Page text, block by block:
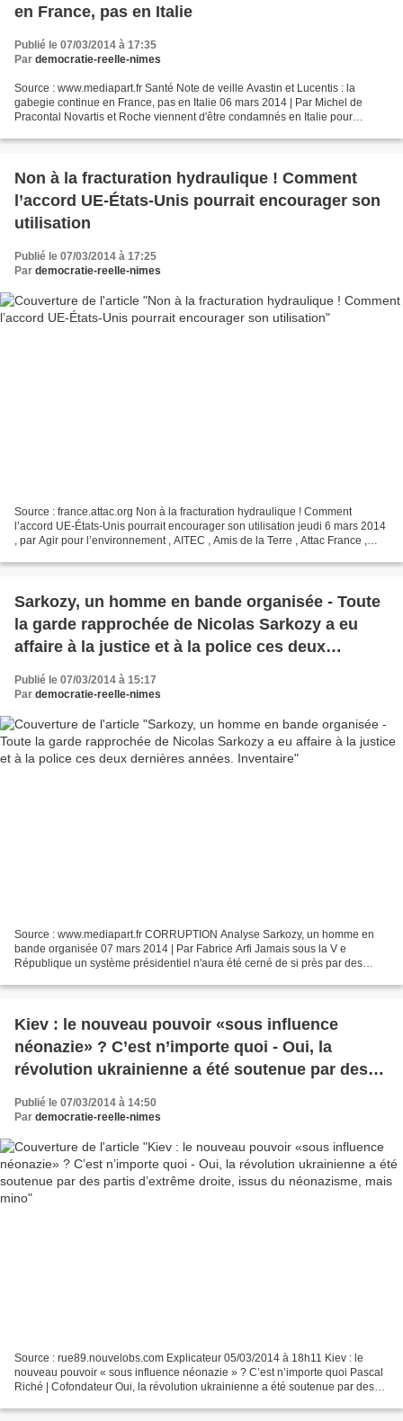
en France, pas en Italie
Publié le 07/03/2014 à 17:35
Par democratie-reelle-nimes
Source : www.mediapart.fr Santé Note de veille Avastin et Lucentis : la
gabegie continue en France, pas en Italie 06 mars 2014 | Par Michel de
Pracontal Novartis et Roche viennent d'être condamnés en Italie pour
Non à la fracturation hydraulique ! Comment
l’accord UE-États-Unis pourrait encourager son
utilisation
Publié le 07/03/2014 à 17:25
Par democratie-reelle-nimes
Source : france.attac.org Non à la fracturation hydraulique ! Comment
l’accord UE-États-Unis pourrait encourager son utilisation jeudi 6 mars 2014
, par Agir pour l’environnement , AITEC , Amis de la Terre , Attac France ,
Sarkozy, un homme en bande organisée - Toute
la garde rapprochée de Nicolas Sarkozy a eu
affaire à la justice et à la police ces deux
Publié le 07/03/2014 à 15:17
Par democratie-reelle-nimes
Source : www.mediapart.fr CORRUPTION Analyse Sarkozy, un homme en
bande organisée 07 mars 2014 | Par Fabrice Arfi Jamais sous la V e
République un système présidentiel n'aura été cerné de si près par des
Kiev : le nouveau pouvoir «sous influence
néonazie» ? C’est n’importe quoi - Oui, la
révolution ukrainienne a été soutenue par des
partis d’extrême droite, issus du néonazisme,
mais mino
Publié le 07/03/2014 à 14:50
Par democratie-reelle-nimes
Source : rue89.nouvelobs.com Explicateur 05/03/2014 à 18h11 Kiev : le
nouveau pouvoir « sous influence néonazie » ? C’est n’importe quoi Pascal
Riché | Cofondateur Oui, la révolution ukrainienne a été soutenue par des